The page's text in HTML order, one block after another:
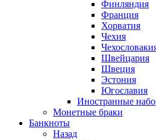
Финляндия
Франция
Хорватия
Чехия
Швейцария
Швеция
Эстония
Югославия
Иностранные
Монетные браки
Банкноты
Назад